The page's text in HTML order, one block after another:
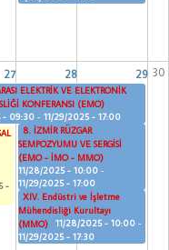
27 28 29 30
ELEKTRİK VE ELEKTRONİK
KONFERANSI (EMO)
- 09:30 -11/29/2025 - 17:00
-
8. İZMİR RÜZGAR
SEMPOZYUMU VE SERGİSİ
(EMO - İMO - MMO)
11/28/2025 - 10:00 -
11/29/2025 - 17:00
XIV. Endüstri ve İşletme
Mühendisliği Kurultayı
(MMO)
11/28/2025 - 10:00 -
11/29/2025 - 17:30